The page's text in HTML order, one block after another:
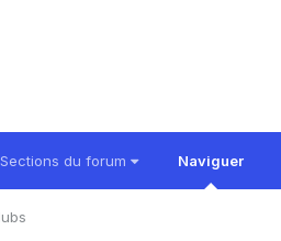
Sections du forum Naviguer